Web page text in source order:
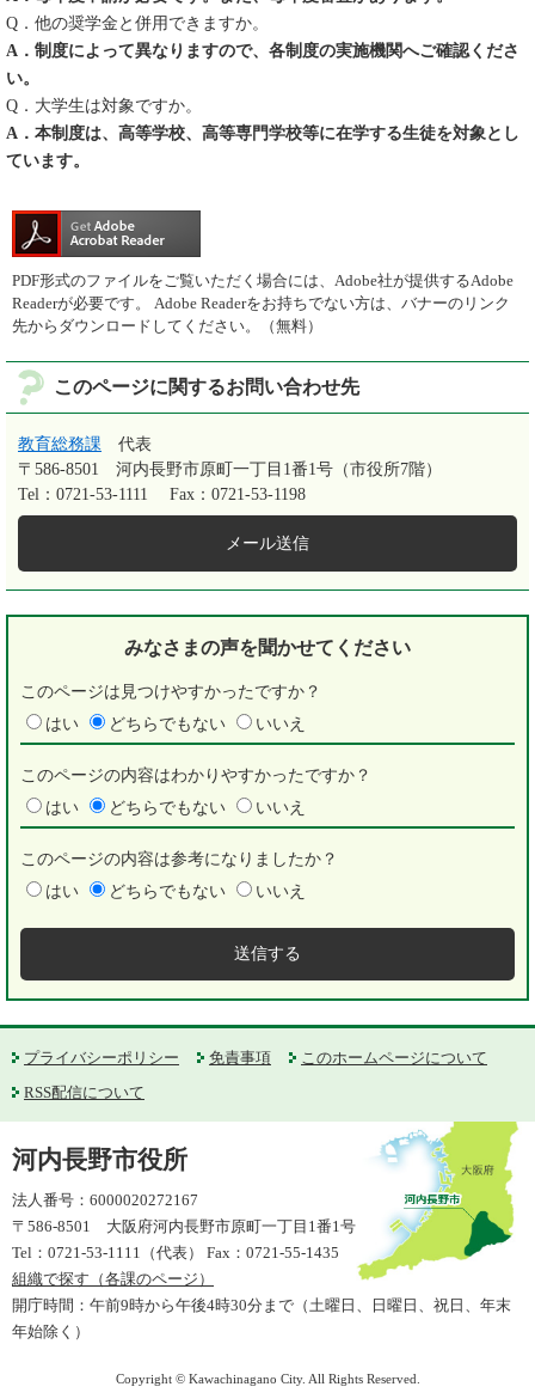
Q．他の奨学金と併用できますか。
A．制度によって異なりますので、各制度の実施機関へご確認くださ
い。
Q．大学生は対象ですか。
A．本制度は、高等学校、高等専門学校等に在学する生徒を対象とし
ています。
PDF形式のファイルをご覧いただく場合には、Adobe社が提供するAdobe
Readerが必要です。
Adobe Readerをお持ちでない方は、バナーのリンク
先からダウンロードしてください。（無料）
このページに関するお問い合わせ先
教育総務課
代表
〒586-8501
河内長野市原町一丁目1番1号（市役所7階）
Tel：0721-53-1111
Fax：0721-53-1198
メール送信
みなさまの声を聞かせてください
このページは見つけやすかったですか？
はい
どちらでもない いいえ
このページの内容はわかりやすかったですか？
はい
どちらでもない いいえ
このページの内容は参考になりましたか？
はい
どちらでもない いいえ
プライバシーポリシー 免責事項
このホームページについて
RSS配信について
河内長野市役所
法人番号：6000020272167
〒586-8501 大阪府河内長野市原町一丁目1番1号
Tel：0721-53-1111（代表） Fax：0721-55-1435
組織で探す（各課のページ）
開庁時間：午前9時から午後4時30分まで（土曜日、日曜日、祝日、年末
年始除く）
Copyright © Kawachinagano City. All Rights Reserved.